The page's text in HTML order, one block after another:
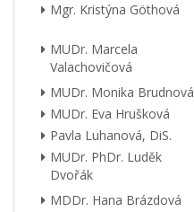
Mgr. Kristýna Göthová
MUDr. Marcela
Valachovičová
MUDr. Monika Brudnová
MUDr. Eva Hrušková
Pavla Luhanová, DiS.
MUDr. PhDr. Luděk
Dvořák
MDDr. Hana Brázdová